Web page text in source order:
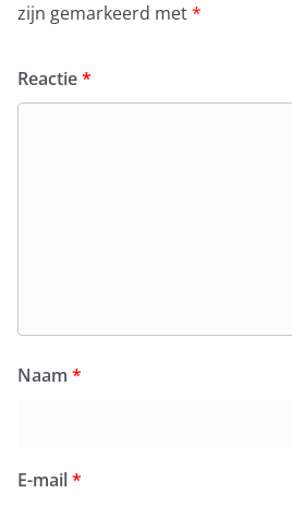
zijn gemarkeerd met*
Reactie*
Naam *
E-mail*